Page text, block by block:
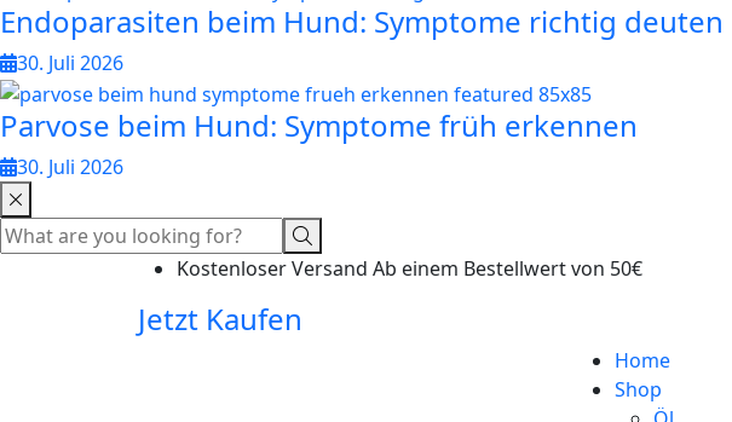
Endoparasiten beim Hund: Symptome richtig deuten
30. Juli 2026
Parvose beim Hund: Symptome früh erkennen
30. Juli 2026
Kostenloser Versand Ab einem Bestellwert von 50€
Jetzt Kaufen
Home
Shop